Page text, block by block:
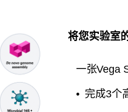
将您实验室
一张Vega
• 完成3个高